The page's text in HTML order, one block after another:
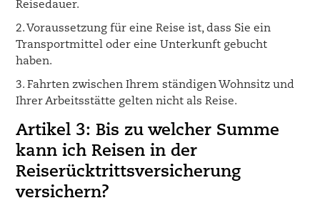
Reisedauer.
2. Voraussetzung für eine Reise ist, dass Sie ein
Transportmittel oder eine Unterkunft gebucht
haben.
3. Fahrten zwischen Ihrem ständigen Wohnsitz und
Ihrer Arbeitsstätte gelten nicht als Reise.
Artikel 3: Bis zu welcher Summe
kann ich Reisen in der
Reiserücktrittsversicherung
versichern?